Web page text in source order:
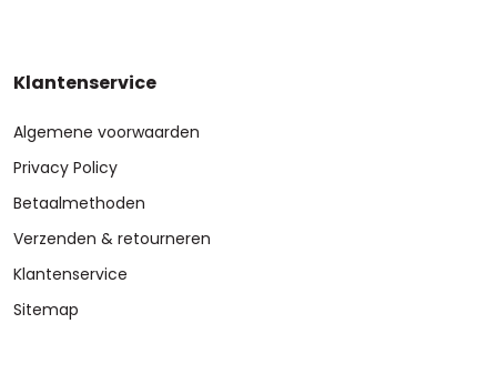
Klantenservice
Algemene voorwaarden
Privacy Policy
Betaalmethoden
Verzenden & retourneren
Klantenservice
Sitemap